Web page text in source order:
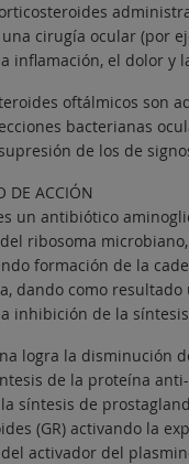
cirugía ocular (por
inflamación, el dolor y
oftálmicos son
bacterianas
de los de
DE ACCIÓN
un antibiótico
ribosoma
formación de la
dando como
inhibición de la
logra la disminución
de la proteína
síntesis de
(GR) activando la
activador del